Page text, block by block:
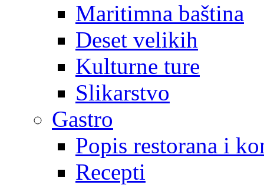
Maritimna baština
Deset velikih
Kulturne ture
Slikarstvo
Gastro
Popis restorana i
Recepti